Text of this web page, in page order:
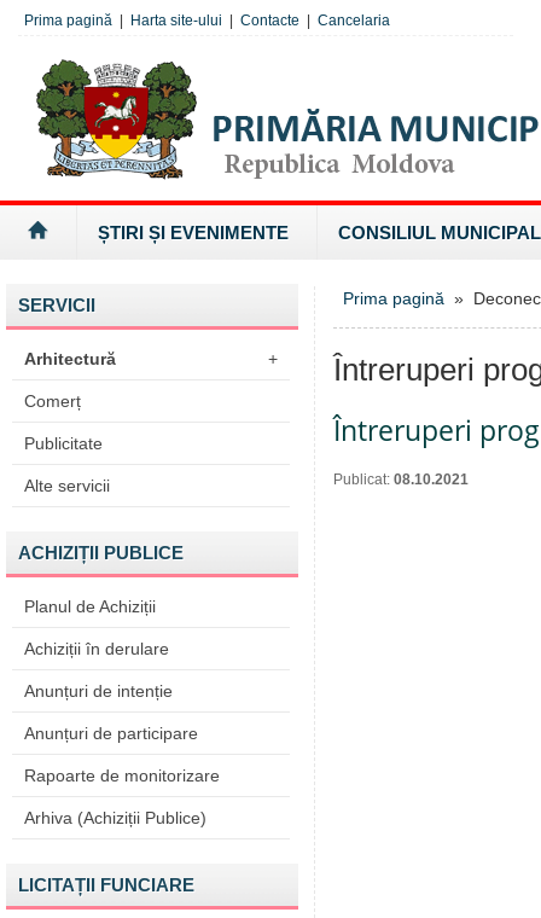
Prima pagină Harta site-ului Contacte Cancelaria
ȘTIRI ȘI EVENIMENTE CONSILIUL MUNICIPAL
SERVICII
Arhitectură +
Comerț
Publicitate
Alte servicii
ACHIZIȚII PUBLICE
Planul de Achiziții
Achiziții în derulare
Anunțuri de intenție
Anunțuri de participare
Rapoarte de monitorizare
Arhiva (Achiziții Publice)
LICITAȚII FUNCIARE
Prima pagină »
Întreruperi
Întreruperi
Publicat: 08.10.2021